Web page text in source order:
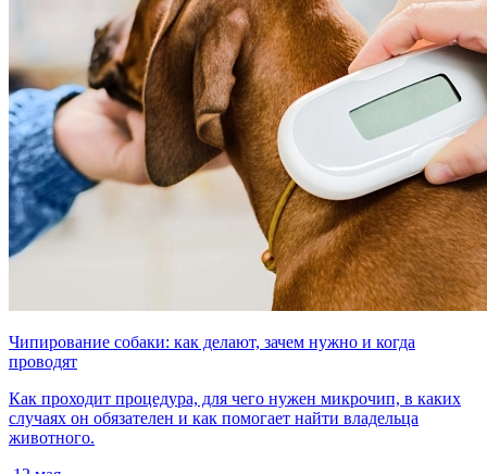
Чипирование собаки: как делают, зачем нужно и когда
проводят
Как проходит процедура, для чего нужен микрочип, в каких
случаях он обязателен и как помогает найти владельца
животного.